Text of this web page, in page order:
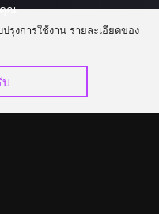
คุณ
รุงการใช้งาน รายละเอียดของ